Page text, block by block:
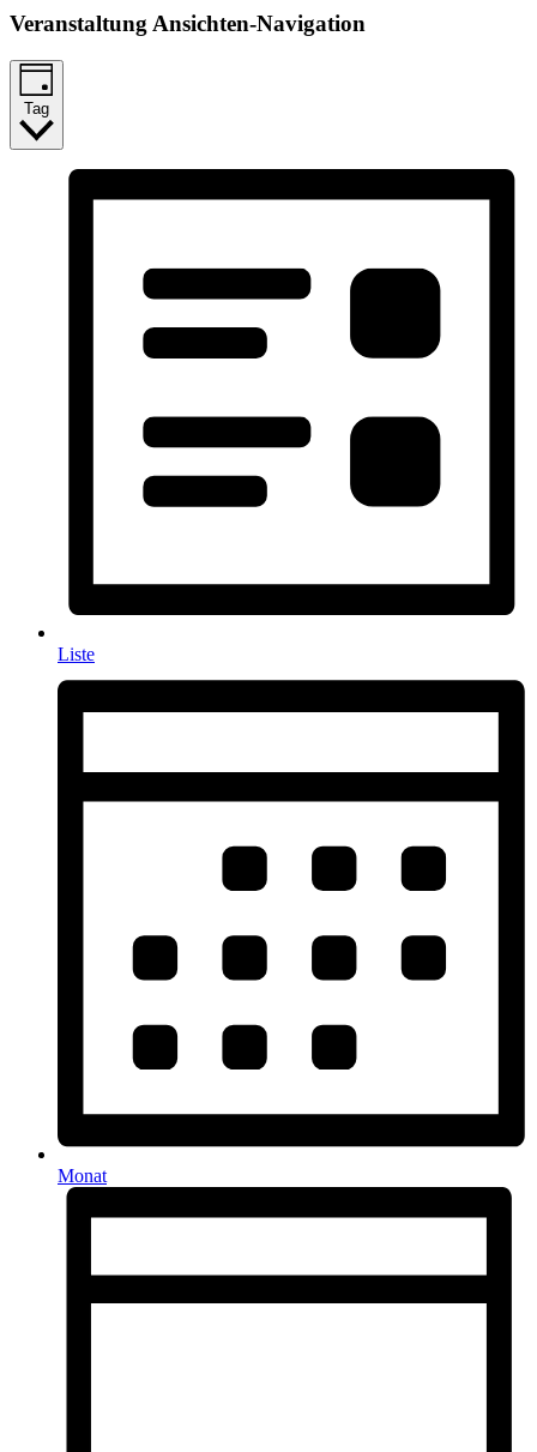
Veranstaltung Ansichten-Navigation
Tag
Liste
Monat